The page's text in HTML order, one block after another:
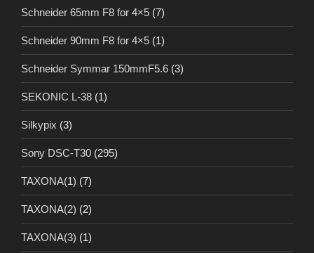
Schneider 65mm F8 for 4×5 (7)
Schneider 90mm F8 for 4×5 (1)
Schneider Symmar 150mmF5.6 (3)
SEKONIC L-38 (1)
Silkypix (3)
Sony DSC-T30 (295)
TAXONA(1) (7)
TAXONA(2) (2)
TAXONA(3) (1)